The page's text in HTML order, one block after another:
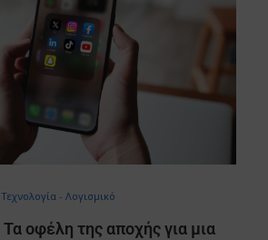
Τεχνολογία - Λογισμικό
οφέλη της αποχής για μια